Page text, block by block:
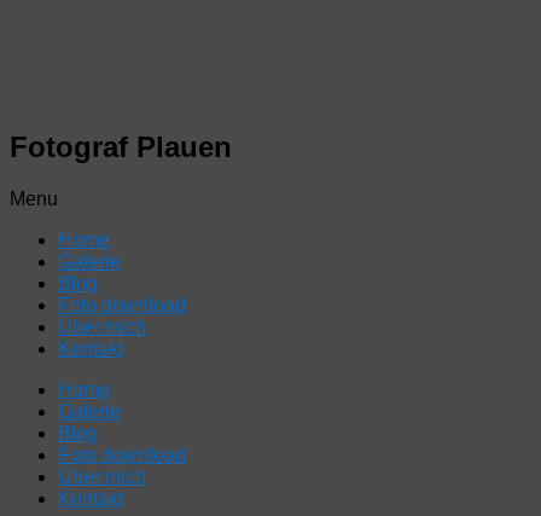
Fotograf Plauen
Menu
Home
Galerie
Blog
Foto download
Über mich
Kontakt
Home
Galerie
Blog
Foto download
Über mich
Kontakt